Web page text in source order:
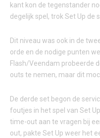
kant kon de tegenstander
degelijk spel, trok Set Up de
Dit niveau was ook in de
orde en de nodige punten
Flash/Veendam probeerde
outs te nemen, maar dit
De derde set begon de
foutjes in het spel van Set
time-out aan te vragen bij
out, pakte Set Up weer het